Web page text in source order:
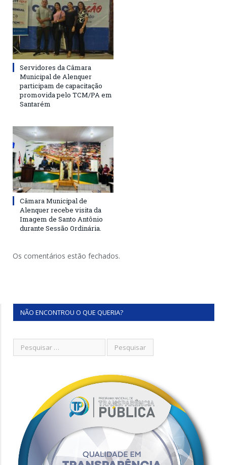
Servidores da Câmara
Municipal de Alenquer
participam de capacitação
promovida pelo TCM/PA em
Santarém
Câmara Municipal de
Alenquer recebe visita da
Imagem de Santo Antônio
durante Sessão Ordinária.
Os comentários estão fechados.
NÃO ENCONTROU O QUE QUERIA?